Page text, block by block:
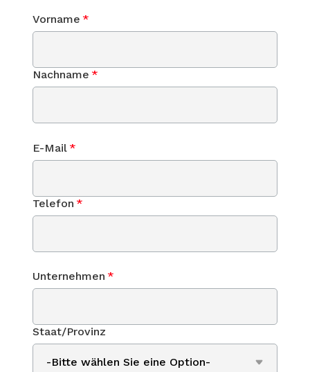
Vorname *
Nachname *
E-Mail *
Telefon *
Unternehmen *
Staat/Provinz